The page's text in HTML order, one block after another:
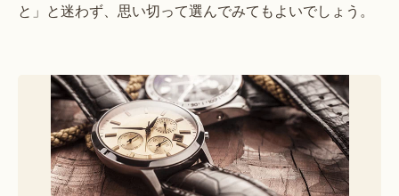
と」と迷わず、思い切って選んでみてもよいでしょう。